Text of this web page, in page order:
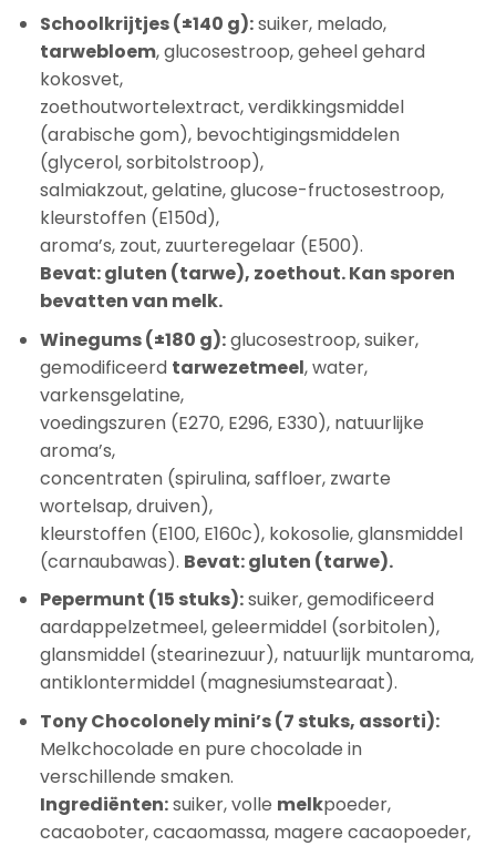
Schoolkrijtjes (±140 g):suiker, melado,
tarwebloem, glucosestroop, geheel gehard
kokosvet,
zoethoutwortelextract, verdikkingsmiddel
(arabische gom), bevochtigingsmiddelen
(glycerol, sorbitolstroop),
salmiakzout, gelatine, glucose-fructosestroop,
kleurstoffen (E150d),
aroma’s, zout, zuurteregelaar (E500).
Bevat: gluten (tarwe), zoethout. Kan sporen
bevatten van melk.
Winegums (±180 g):glucosestroop, suiker,
gemodificeerd tarwezetmeel, water,
varkensgelatine,
voedingszuren (E270, E296, E330), natuurlijke
aroma’s,
concentraten (spirulina, saffloer, zwarte
wortelsap, druiven),
kleurstoffen (E100, E160c), kokosolie, glansmiddel
(carnaubawas). Bevat: gluten (tarwe).
Pepermunt (15 stuks):suiker, gemodificeerd
aardappelzetmeel, geleermiddel (sorbitolen),
glansmiddel (stearinezuur), natuurlijk muntaroma,
antiklontermiddel (magnesiumstearaat).
Tony Chocolonely mini’s (7 stuks, assorti):
Melkchocolade en pure chocolade in
verschillende smaken.
Ingrediënten:suiker, volle melkpoeder,
cacaoboter, cacaomassa, magere cacaopoeder,